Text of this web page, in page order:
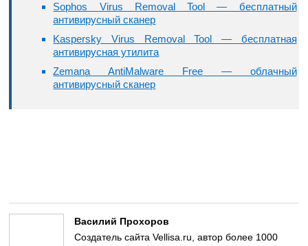
Sophos Virus Removal Tool — бесплатный
антивирусный сканер
Kaspersky Virus Removal Tool — бесплатная
антивирусная утилита
Zemana AntiMalware Free — облачный
антивирусный сканер
Василий Прохоров
Создатель сайта Vellisa.ru, автор более 1000